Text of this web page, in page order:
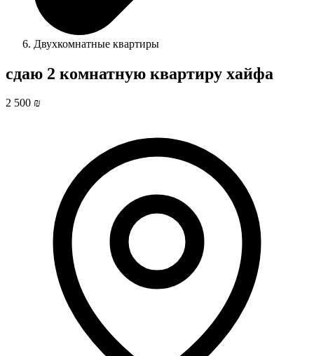
Двухкомнатные квартиры
сдаю 2 комнатную квартиру хайфа
2 500 ₪